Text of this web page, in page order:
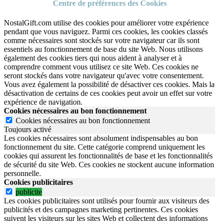
Centre de préférences des Cookies
NostalGift.com utilise des cookies pour améliorer votre expérience
pendant que vous naviguez. Parmi ces cookies, les cookies classés
comme nécessaires sont stockés sur votre navigateur car ils sont
essentiels au fonctionnement de base du site Web. Nous utilisons
également des cookies tiers qui nous aident à analyser et à
comprendre comment vous utilisez ce site Web. Ces cookies ne
seront stockés dans votre navigateur qu'avec votre consentement.
Vous avez également la possibilité de désactiver ces cookies. Mais la
désactivation de certains de ces cookies peut avoir un effet sur votre
expérience de navigation.
Cookies nécessaires au bon fonctionnement
Cookies nécessaires au bon fonctionnement
Toujours activé
Les cookies nécessaires sont absolument indispensables au bon
fonctionnement du site. Cette catégorie comprend uniquement les
cookies qui assurent les fonctionnalités de base et les fonctionnalités
de sécurité du site Web. Ces cookies ne stockent aucune information
personnelle.
Cookies publicitaires
publicite
Les cookies publicitaires sont utilisés pour fournir aux visiteurs des
publicités et des campagnes marketing pertinentes. Ces cookies
suivent les visiteurs sur les sites Web et collectent des informations